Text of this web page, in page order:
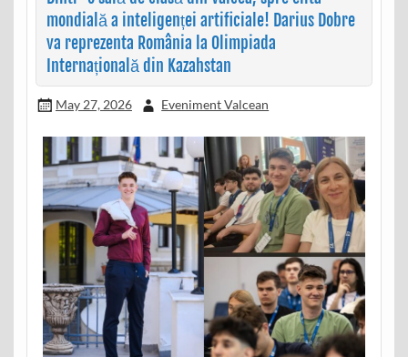
mondială a inteligenței artificiale! Darius Dobre
va reprezenta România la Olimpiada
Internațională din Kazahstan
May 27, 2026 Eveniment Valcean